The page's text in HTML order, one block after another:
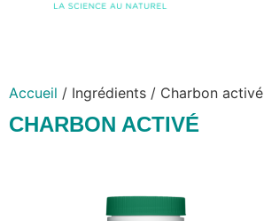
Accueil / Ingrédients / Charbon activé
CHARBON ACTIVÉ